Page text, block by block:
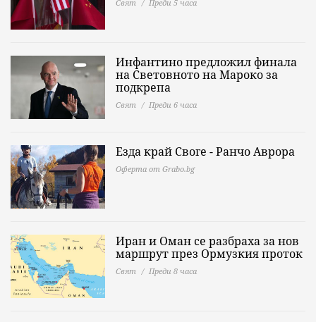
Свят Преди 5 часа
Инфантино предложил финала
на Световното на Мароко за
подкрепа
Свят Преди 6 часа
Езда край Своге - Ранчо Аврора
Оферта от Grabo.bg
Иран и Оман се разбраха за нов
маршрут през Ормузкия проток
Свят Преди 8 часа